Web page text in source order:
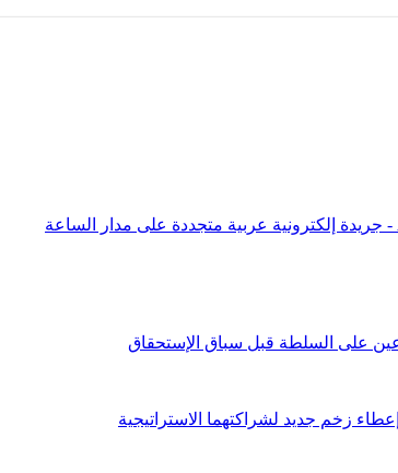
عين على السلطة قبل سباق الإستحقاق
زخم جديد لشراكتهما الاستراتيجية